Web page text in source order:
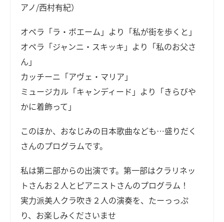
アノ/西村有紀）
オペラ「ラ・ボエーム」より「私が街を歩くと」
オペラ「ジャンニ・スキッキ」より「私のお父さ
ん」
カッチーニ「アヴェ・マリア」
ミュージカル「キャンディード」より「きらびや
かに着飾って」
このほか、おなじみの日本歌曲なども…盛りだく
さんのプログラムです。
私は第二部からの出演です。第一部はクラリネッ
トさんお２人とピアニストさんのプログラム！
実力派美人クラ吹き２人の演奏を、たーっっぷ
り、お楽しみくださいませ